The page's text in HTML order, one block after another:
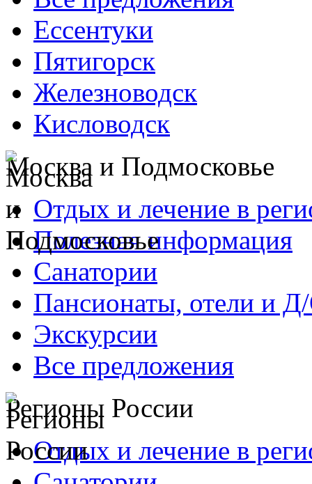
Ессентуки
Пятигорск
Железноводск
Кисловодск
Москва и Подмосковье
Отдых и лечение в
Полезная информация
Санатории
Пансионаты, отели и
Экскурсии
Все предложения
Регионы России
Отдых и лечение в